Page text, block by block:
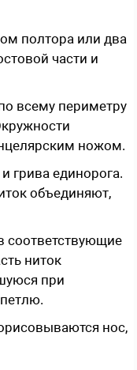
полтора или два
части и
всему периметру
ножом.
грива единорога.
объединяют,
соответствующие
ниток
при
нос,